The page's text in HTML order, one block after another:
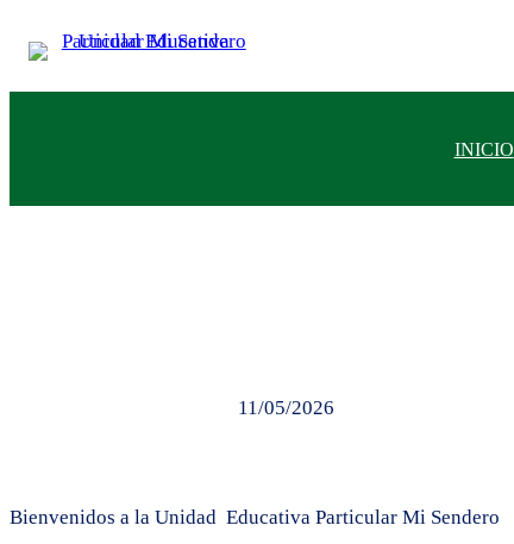
contenido
INICIO
11/05/2026
Bienvenidos a la Unidad Educativa Particular Mi Sendero